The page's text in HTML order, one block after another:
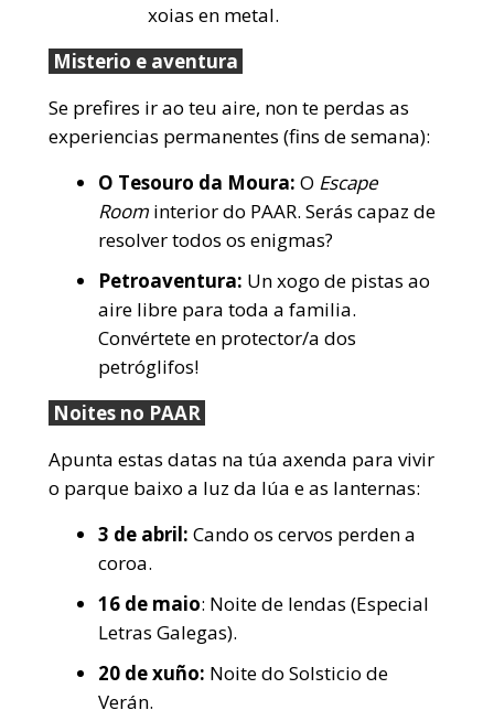
xoias en metal.
Misterio e aventura
Se prefires ir ao teu aire, non te perdas as
experiencias permanentes (fins de semana):
O Tesouro da Moura: O Escape
Room interior do PAAR. Serás capaz de
resolver todos os enigmas?
Petroaventura: Un xogo de pistas ao
aire libre para toda a familia.
Convértete en protector/a dos
petróglifos!
Noites no PAAR
Apunta estas datas na túa axenda para vivir
o parque baixo a luz da lúa e as lanternas:
3 de abril: Cando os cervos perden a
coroa.
16 de maio: Noite de lendas (Especial
Letras Galegas).
20 de xuño: Noite do Solsticio de
Verán.